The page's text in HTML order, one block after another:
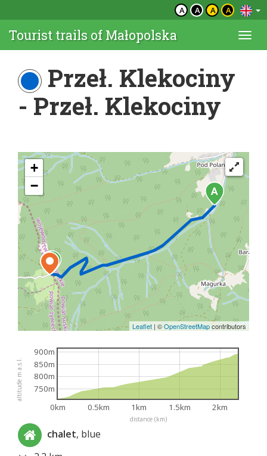
A A A A
Tourist trails of Małopolska
Przeł. Klekociny
- Przeł. Klekociny
+
−
Leaflet | ©OpenStreetMapcontributors
distance (km)
altitude m a.s.l.
0km 0.5km 1km 1.5km 2km
750m
800m
850m
900m
chalet, blue